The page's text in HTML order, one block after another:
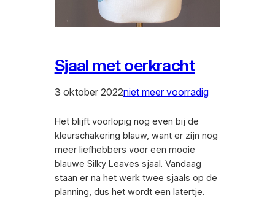
Sjaal met oerkracht
3 oktober 2022niet meer voorradig
Het blijft voorlopig nog even bij de
kleurschakering blauw, want er zijn nog
meer liefhebbers voor een mooie
blauwe Silky Leaves sjaal. Vandaag
staan er na het werk twee sjaals op de
planning, dus het wordt een latertje.